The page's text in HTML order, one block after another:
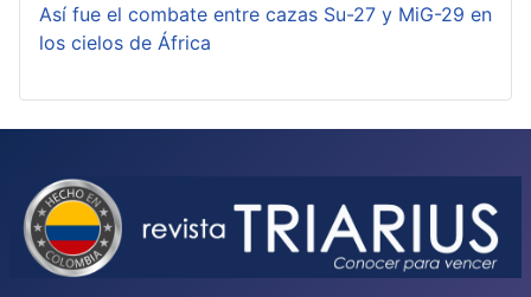
Así fue el combate entre cazas Su-27 y MiG-29 en
los cielos de África